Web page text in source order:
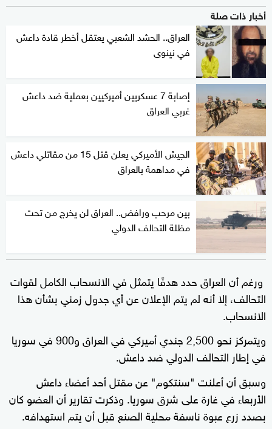
أخبار ذات صلة
العراق.. الحشد الشعبي يعتقل أخطر قادة داعش
في نينوى
إصابة 7 عسكريين أميركيين بعملية ضد داعش
غربي العراق
الجيش الأميركي يعلن قتل 15 من مقاتلي داعش
في مداهمة بالعراق
بين مرحب ورافض.. العراق لن يخرج من تحت
مظلة التحالف الدولي
ورغم أن العراق حدد هدفًا يتمثل في الانسحاب الكامل لقوات
التحالف، إلا أنه لم يتم الإعلان عن أي جدول زمني بشأن هذا
الانسحاب.
ويتمركز نحو 2,500 جندي أميركي في العراق و900 في سوريا
في إطار التحالف الدولي ضد داعش.
وسبق أن أعلنت "سنتكوم" عن مقتل أحد أعضاء داعش
الأربعاء في غارة على شرق سوريا. وذكرت تقارير أن العضو كان
بصدد زرع عبوة ناسفة محلية الصنع قبل أن يتم استهدافه.